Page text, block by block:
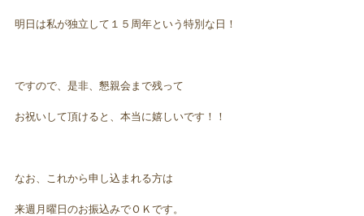
明日は私が独立して１５周年という特別な日！
ですので、是非、懇親会まで残って
お祝いして頂けると、本当に嬉しいです！！
なお、これから申し込まれる方は
来週月曜日のお振込みでＯＫです。